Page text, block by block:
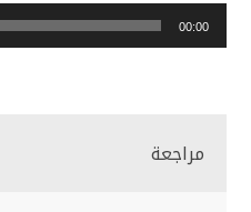
00:00
مراجعة